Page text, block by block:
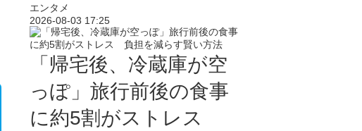
エンタメ
2026-08-03 17:25
「帰宅後、冷蔵庫が空
っぽ」旅行前後の食事
に約5割がストレス